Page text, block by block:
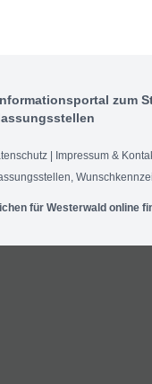
zum
Impressum &
,
für Westerwald online